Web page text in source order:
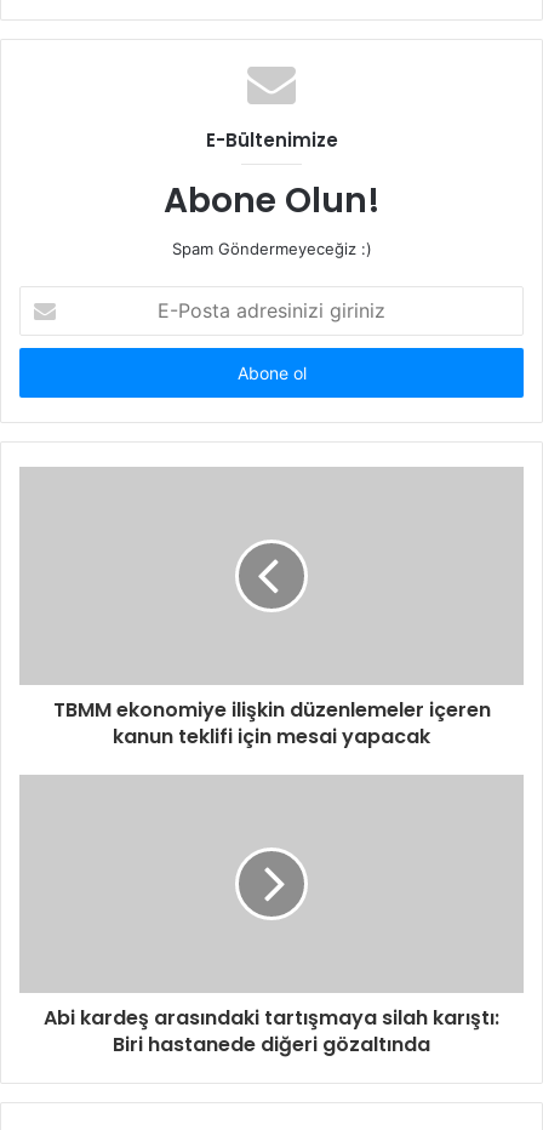
E-Bültenimize
Abone Olun!
Spam Göndermeyeceğiz :)
Posta
adresinizi
TBMM ekonomiye ilişkin düzenlemeler içeren
kanun teklifi için mesai yapacak
Abi kardeş arasındaki tartışmaya silah karıştı:
Biri hastanede diğeri gözaltında